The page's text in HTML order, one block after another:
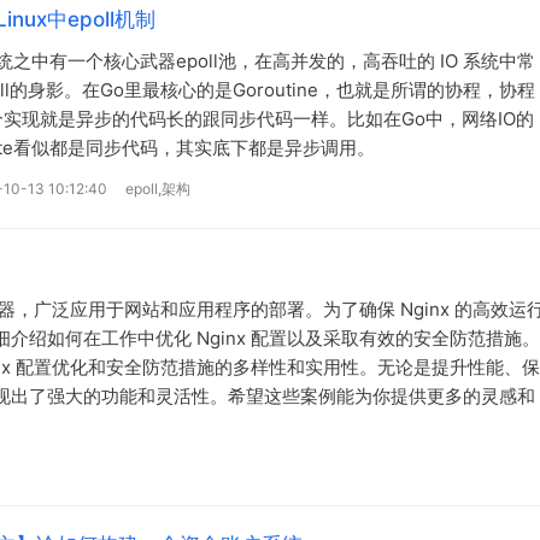
中epoll机制
之中有一个核心武器epoll池，在高并发的，高吞吐的 IO 系统中常
的身影。在Go里最核心的是Goroutine，也就是所谓的协程，协程
现就是异步的代码长的跟同步代码一样。比如在Go中，网络IO的
似都是同步代码，其实底下都是异步调用。
13 10:12:40 epoll,架构
，广泛应用于网站和应用程序的部署。为了确保 Nginx 的高效运
绍如何在工作中优化 Nginx 配置以及采取有效的安全防范措施。
配置优化和安全防范措施的多样性和实用性。无论是提升性能、保
了强大的功能和灵活性。希望这些案例能为你提供更多的灵感和